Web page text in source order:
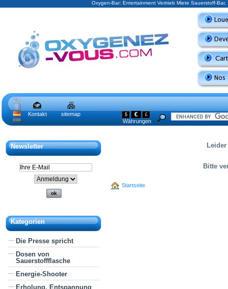
Oxygen-Bar: Entertainment Vertrieb Miete Sauerstoff-
Kontakt sitemap $ € £
Währungen
Newsletter
Kategorien
Die Presse spricht
Dosen von
Sauerstoffflasche
Energie-Shooter
Erholung, Entspannung
Bitte
Startseite